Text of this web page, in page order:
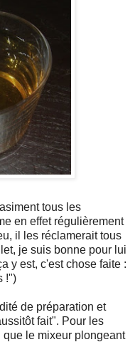
tous les
en effet régulièrement
il les réclamerait tous
je suis bonne pour lui
y est, c'est chose faite :
!")
de préparation et
fait". Pour les
le mixeur plongeant